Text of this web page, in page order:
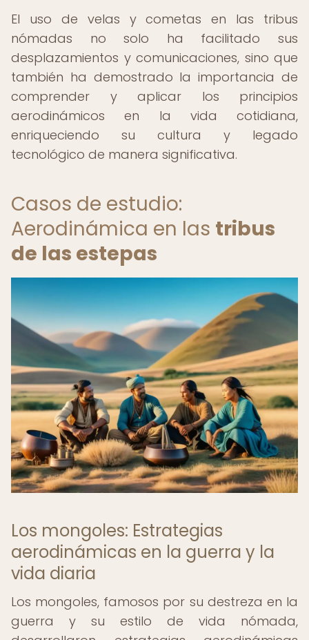
El uso de velas y cometas en las tribus
nómadas no solo ha facilitado sus
desplazamientos y comunicaciones, sino que
también ha demostrado la importancia de
comprender y aplicar los principios
aerodinámicos en la vida cotidiana,
enriqueciendo su cultura y legado
tecnológico de manera significativa.
Casos de estudio:
Aerodinámica en las tribus
de las estepas
Los mongoles: Estrategias
aerodinámicas en la guerra y la
vida diaria
Los mongoles, famosos por su destreza en la
guerra y su estilo de vida nómada,